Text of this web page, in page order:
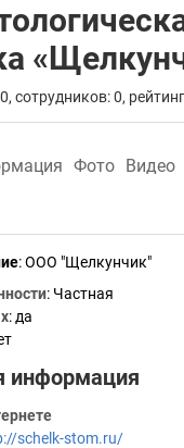
сотрудников: 0,
Фото Видео
:ООО "Щелкунчик"
: Частная
: да
информация
schelk-stom.ru/